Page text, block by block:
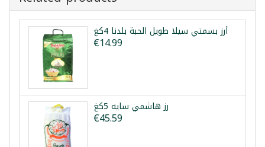
أرز بسمتي سيلا طويل الحبة بلدنا 4كغ
€14.99
رز هاشمي سايه 5كغ
€45.59